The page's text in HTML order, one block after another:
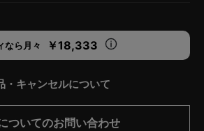
なら月々 ￥18,333
・キャンセルについて
ついてのお問い合わせ